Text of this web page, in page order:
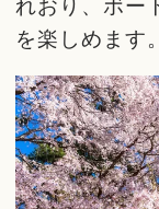
れおり、ボー
を楽しめます。